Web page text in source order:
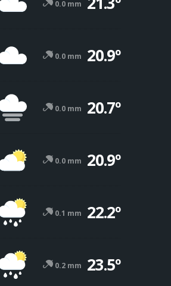
0.0 mm
0.0 mm 20.9º
0.0 mm 20.7º
0.0 mm 20.9º
0.1 mm 22.2º
0.2 mm 23.5º